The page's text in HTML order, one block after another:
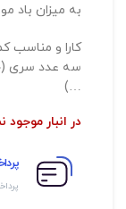
به میزان باد
کارا و مناسب
سه عدد سری
…)
در انبار